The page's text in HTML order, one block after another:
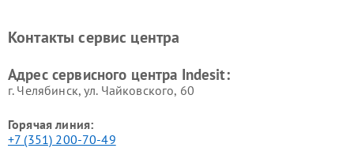
Indesit
Indesit
Контакты сервис центра
Адрес сервисного центра Indesit:
г. Челябинск, ул. Чайковского, 60
Горячая линия:
+7 (351) 200-70-49